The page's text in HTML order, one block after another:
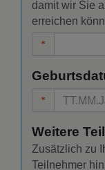
damit wir Sie
erreichen
Weitere
Zusätzlich zu
Teilnehmer